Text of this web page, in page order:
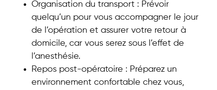
Organisation du transport : Prévoir
quelqu’un pour vous accompagner le jour
de l’opération et assurer votre retour à
domicile, car vous serez sous l’effet de
l’anesthésie.
Repos post-opératoire : Préparez un
environnement confortable chez vous,